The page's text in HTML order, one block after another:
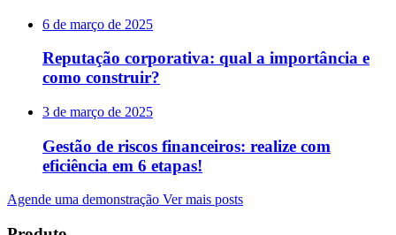
6 de março de 2025
Reputação corporativa: qual a importância e
como construir?
3 de março de 2025
Gestão de riscos financeiros: realize com
eficiência em 6 etapas!
Agende uma demonstração Ver mais posts